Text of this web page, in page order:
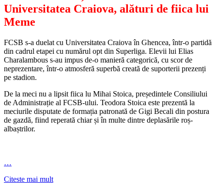
Universitatea Craiova, alături de fiica lui
Meme
FCSB s-a duelat cu Universitatea Craiova în Ghencea, într-o partidă
din cadrul etapei cu numărul opt din Superliga. Elevii lui Elias
Charalambous s-au impus de-o manieră categorică, cu scor de
neprezentare, într-o atmosferă superbă creată de suporterii prezenți
pe stadion.
De la meci nu a lipsit fiica lu Mihai Stoica, președintele Consiliului
de Administrație al FCSB-ului. Teodora Stoica este prezentă la
meciurile disputate de formația patronată de Gigi Becali din postura
de gazdă, fiind reperată chiar și în multe dintre deplasările roș-
albaștrilor.
…
Citeste mai mult